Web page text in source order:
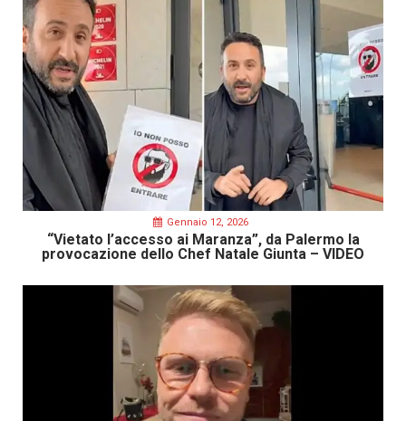
Gennaio 12, 2026
“Vietato l’accesso ai Maranza”, da Palermo la
provocazione dello Chef Natale Giunta – VIDEO